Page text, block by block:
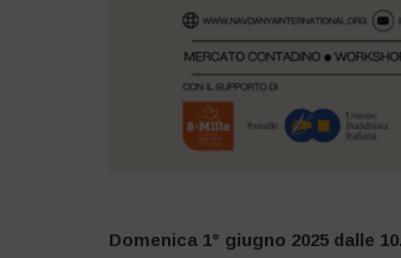
Domenica 1° giugno 2025 dalle